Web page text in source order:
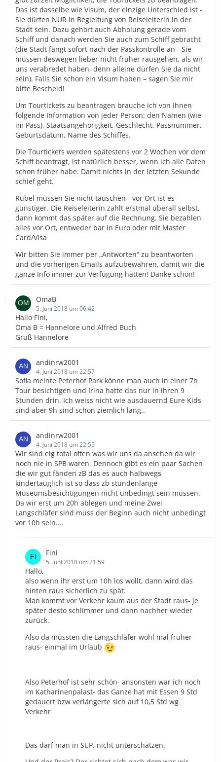
Das ist dasselbe wie Visum, der einzige Unterschied ist -
Sie dürfen NUR in Begleitung von Reiseleiterin in der
Stadt sein. Dazu gehört auch Abholung gerade vom
Schiff und danach werden Sie auch zum Schiff gebracht
(die Stadt fängt sofort nach der Passkontrolle an - Sie
müssen deswegen lieber nicht früher rausgehen, als wir
uns verabredet haben, denn alleine dürfen Sie da nicht
sein). Falls Sie schon ein Visum haben – sagen Sie mir
bitte Bescheid!
Um Tourtickets zu beantragen brauche ich von Ihnen
folgende Information von jeder Person: den Namen (wie
im Pass), Staatsangehörigkeit, Geschlecht, Passnummer,
Geburtsdatum, Name des Schiffes.
Die Tourtickets werden spätestens vor 2 Wochen vor dem
Schiff beantragt, ist natürlich besser, wenn ich alle Daten
schon früher habe. Damit nichts in der letzten Sekunde
schief geht.
Rubel müssen Sie nicht tauschen - vor Ort ist es
günstiger. Die Reiseleiterin zahlt erstmal überall selbst,
dann kommt das später auf die Rechnung. Sie bezahlen
alles vor Ort, entweder bar in Euro oder mit Master
Card/Visa
Wir bitten Sie immer per „Antworten“ zu beantworten
und die vorherigen Emails aufzubewahren, damit wir die
ganze Info immer zur Verfügung hätten! Danke schön!
OmaB
5. Juni 2018 um 06:42
Hallo Fini,
Oma B = Hannelore und Alfred Buch
Gruß Hannelore
andinrw2001
4. Juni 2018 um 22:57
Sofia meinte Peterhof Park könne man auch in einer 7h
Tour besichtigen und Irina hatte das nur in ihren 9
Stunden drin. Ich weiss nicht wie ausdauernd Eure Kids
sind aber 9h sind schon ziemlich lang..
andinrw2001
4. Juni 2018 um 22:55
Wir sind eig total offen was wir uns da ansehen da wir
noch nie in SPB waren. Dennoch gibt es ein paar Sachen
die wir gut fänden zB das es auch halbwegs
kindertauglich ist so dass zb stundenlange
Museumsbesichtigungen nicht unbedingt sein müssen.
Da wir erst um 20h ablegen und meine Zwei
Langschläfer sind muss der Beginn auch nicht unbedingt
vor 10h sein....
Fini
5. Juni 2018 um 21:59
Hallo,
also wenn ihr erst um 10h los wollt, dann wird das
hinten raus sicherlich zu spät.
Man kommt vor Verkehr kaum aus der Stadt raus- je
später desto schlimmer und dann nachher wieder
zurück.
Also da müssten die Langschläfer wohl mal früher
raus- einmal im Urlaub
Also Peterhof ist sehr schön- ansonsten war ich noch
im Katharinenpalast- das Ganze hat mit Essen 9 Std
gedauert bzw verlängerte sich auf 10,5 Std wg
Verkehr
Das darf man in St.P. nicht unterschätzen.